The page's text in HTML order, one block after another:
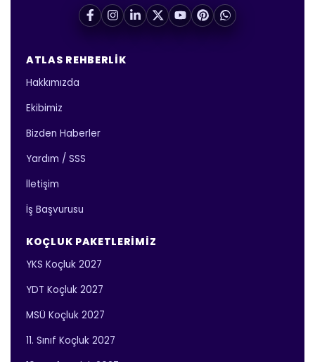
ATLAS REHBERLIK
Hakkımızda
Ekibimiz
Bizden Haberler
Yardım / SSS
İletişim
İş Başvurusu
KOÇLUK PAKETLERIMIZ
YKS Koçluk 2027
YDT Koçluk 2027
MSÜ Koçluk 2027
11. Sınıf Koçluk 2027